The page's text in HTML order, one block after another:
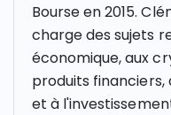
Bourse en 2015.
charge des sujets
économique, aux
produits financiers,
et à